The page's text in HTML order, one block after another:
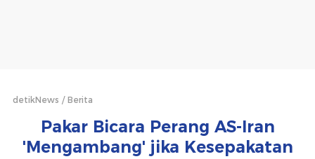
detikNews Berita
Pakar Bicara Perang AS-Iran
'Mengambang' jika Kesepakatan